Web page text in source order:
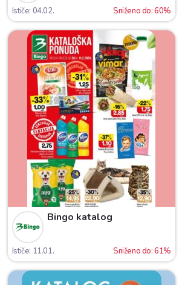
Ističe: 04.02. Sniženo do: 60%
Bingo katalog
Ističe: 11.01. Sniženo do: 61%